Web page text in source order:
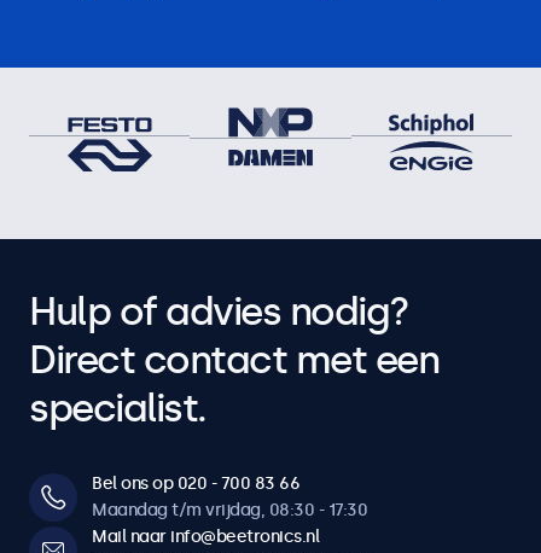
Hulp of advies nodig?
Direct contact met een
specialist.
Bel ons op 020 - 700 83 66
Maandag t/m vrijdag, 08:30 - 17:30
Mail naar info@beetronics.nl